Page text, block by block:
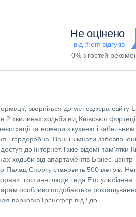
Не оцінено
від :from відгуків
0% з гостей
зверніться до менеджера сайту
хвилинах ходьби від Київської
та номери з кухнею і кабельним
і гардеробна. Ванні кімнати забезпечені
до Інтернет.Такіе відомі пам'ятки
ходьби від апартаментів Бізнес-центр
Палац Спорту становить 500 метрів.
гостинні люди і еда.Ето улюблена
особливо подобається
парковкаТрансфер від / до